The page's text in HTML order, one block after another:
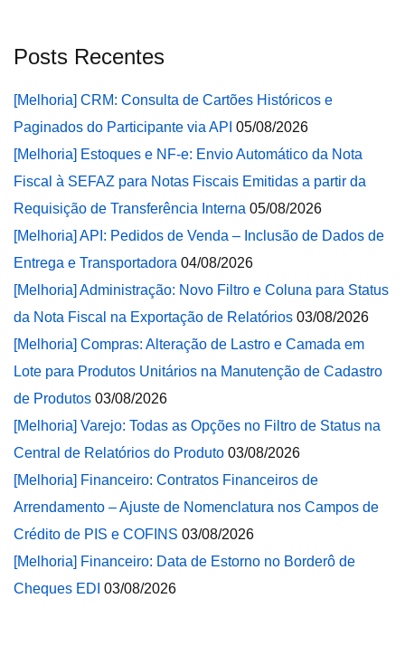
Posts Recentes
[Melhoria] CRM: Consulta de Cartões Históricos e
Paginados do Participante via API 05/08/2026
[Melhoria] Estoques e NF-e: Envio Automático da Nota
Fiscal à SEFAZ para Notas Fiscais Emitidas a partir da
Requisição de Transferência Interna 05/08/2026
[Melhoria] API: Pedidos de Venda – Inclusão de Dados de
Entrega e Transportadora 04/08/2026
[Melhoria] Administração: Novo Filtro e Coluna para Status
da Nota Fiscal na Exportação de Relatórios 03/08/2026
[Melhoria] Compras: Alteração de Lastro e Camada em
Lote para Produtos Unitários na Manutenção de Cadastro
de Produtos 03/08/2026
[Melhoria] Varejo: Todas as Opções no Filtro de Status na
Central de Relatórios do Produto 03/08/2026
[Melhoria] Financeiro: Contratos Financeiros de
Arrendamento – Ajuste de Nomenclatura nos Campos de
Crédito de PIS e COFINS 03/08/2026
[Melhoria] Financeiro: Data de Estorno no Borderô de
Cheques EDI 03/08/2026